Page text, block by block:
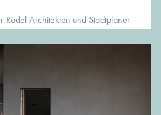
Rödel Architekten und Stadtplaner